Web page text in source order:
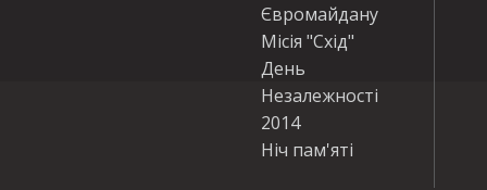
Євромайдану
Місія "Схід"
День
Незалежності
2014
Ніч пам'яті